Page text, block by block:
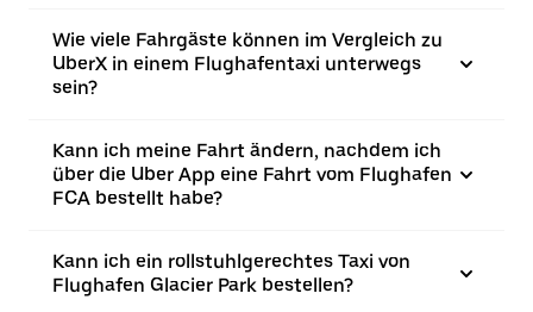
Wie viele Fahrgäste können im Vergleich zu
UberX in einem Flughafentaxi unterwegs
sein?
Kann ich meine Fahrt ändern, nachdem ich
über die Uber App eine Fahrt vom Flughafen
FCA bestellt habe?
Kann ich ein rollstuhlgerechtes Taxi von
Flughafen Glacier Park bestellen?